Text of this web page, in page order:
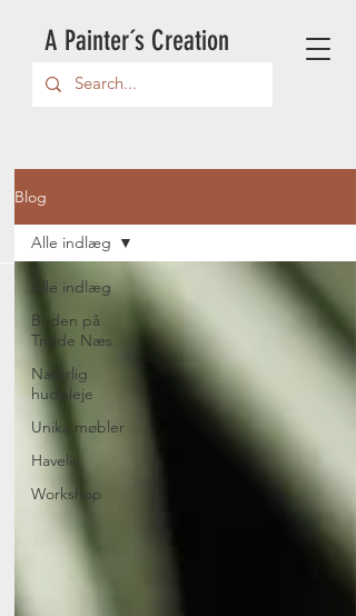
A Painter´s Creation
Blog
Alle indlæg
Boden på
Trelde Næs
Naturlig
hudpleje
Unika møbler
Haveliv
Workshop
Alle indlæg